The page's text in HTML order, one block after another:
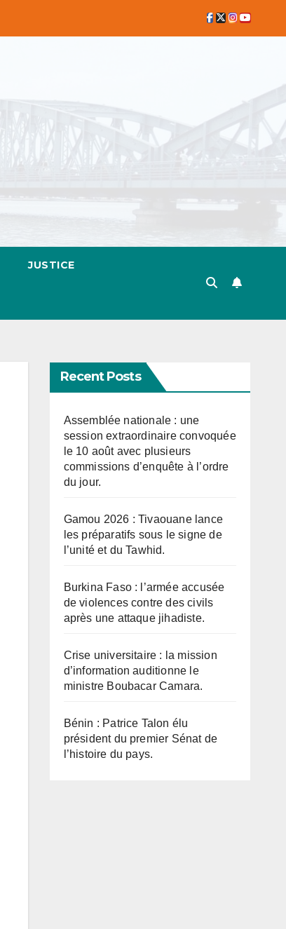
JUSTICE
Recent Posts
Assemblée nationale : une
session extraordinaire convoquée
le 10 août avec plusieurs
commissions d’enquête à l’ordre
du jour.
Gamou 2026 : Tivaouane lance
les préparatifs sous le signe de
l’unité et du Tawhid.
Burkina Faso : l’armée accusée
de violences contre des civils
après une attaque jihadiste.
Crise universitaire : la mission
d’information auditionne le
ministre Boubacar Camara.
Bénin : Patrice Talon élu
président du premier Sénat de
l’histoire du pays.